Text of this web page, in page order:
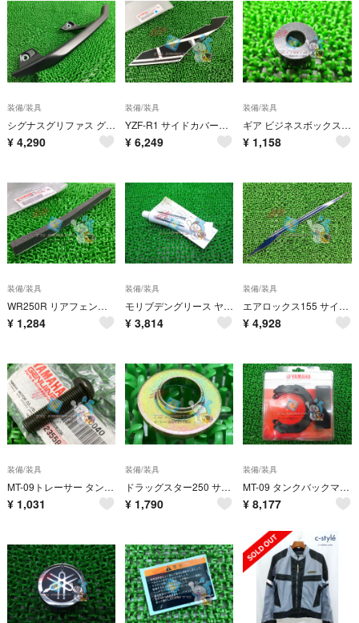
装備/装具
シグナスグリファス グラブバー 左 黒 B8R ヤマハ 純正 中古 SEJ4J 割れ欠け無し jX
¥ 4,290
装備/装具
YZF-R1 サイドカバーデカール 左 ヤマハ 純正 新品 廃盤 在庫有り 即納可 iT
¥ 6,249
装備/装具
ギア ビジネスボックスカラー ヤマハ 純正 新品 バイク 部品 YAMAHA GEAR bR
¥ 1,158
装備/装具
WR250R リアフェンダーダンパー ヤマハ 純正 新品 WR250X 在庫有り 即納可 nT
¥ 1,284
装備/装具
モリブデングリース ヤマハ 純正 新品 バイク 部品 在庫有り 即納可 車検 Genuine lT
¥ 3,814
装備/装具
エアロックス155 サイドカウルデカール ヤマハ 純正 新品 廃盤 在庫有り 即納可 Si
¥ 4,928
装備/装具
MT-09トレーサー タンデムグリップスクリュー ヤマハ 純正 新品 在庫有り 即納可 iH
¥ 1,031
装備/装具
ドラッグスター250 サイドボックス用ステーカラー ヤマハ 純正 新品 在庫有り cN
¥ 1,790
装備/装具
MT-09 タンクバックマウントリング ヤマハ 純正 新品 バイク 部品 ワイズギア tW
¥ 8,177